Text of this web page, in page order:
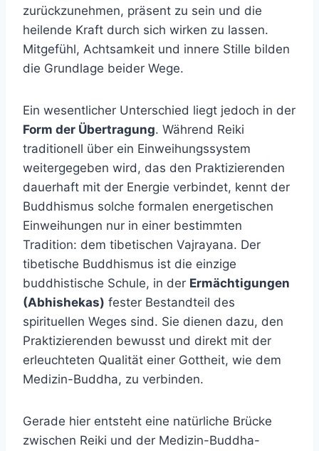
zurückzunehmen, präsent zu sein und die
heilende Kraft durch sich wirken zu lassen.
Mitgefühl, Achtsamkeit und innere Stille bilden
die Grundlage beider Wege.
Ein wesentlicher Unterschied liegt jedoch in der
Form der Übertragung. Während Reiki
traditionell über ein Einweihungssystem
weitergegeben wird, das den Praktizierenden
dauerhaft mit der Energie verbindet, kennt der
Buddhismus solche formalen energetischen
Einweihungen nur in einer bestimmten
Tradition: dem tibetischen Vajrayana. Der
tibetische Buddhismus ist die einzige
buddhistische Schule, in der Ermächtigungen
(Abhishekas) fester Bestandteil des
spirituellen Weges sind. Sie dienen dazu, den
Praktizierenden bewusst und direkt mit der
erleuchteten Qualität einer Gottheit, wie dem
Medizin-Buddha, zu verbinden.
Gerade hier entsteht eine natürliche Brücke
zwischen Reiki und der Medizin-Buddha-